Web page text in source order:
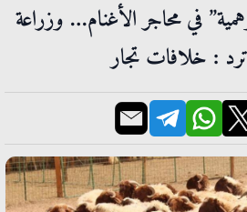
في محاجر الأغنام… وزراعة
: خلافات تجار